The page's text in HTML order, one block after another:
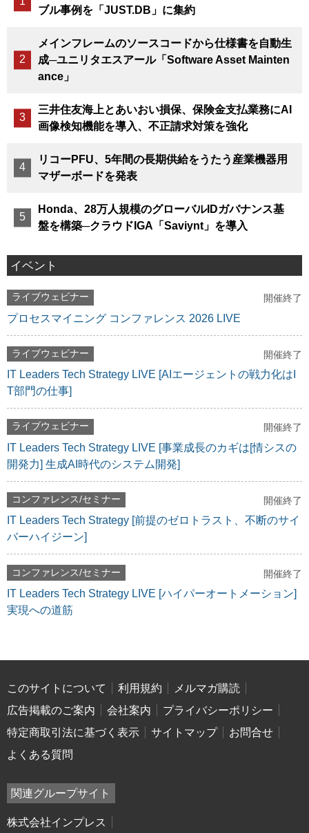
ブル事例を「JUST.DB」に集約
メインフレームのソースコードから仕様書を自動生
成─ユニリタエスアール「Software Asset Mainten
ance」
三井住友海上とあいおい損保、保険金支払業務にAI
画像検知機能を導入、不正請求対策を強化
リコーPFU、5年間の長期供給をうたう産業機器用
マザーボードを発表
Honda、28万人規模のグローバルIDガバナンス基
盤を構築─クラウドIGA「Saviynt」を導入
イベント
ライブウェビナー 開催終了
プロセスマイニング コンファレンス 2026 LIVE
ライブウェビナー 開催終了
IT Leaders Tech Strategy LIVE [AIエージェントの戦力化はI
T部門の仕事]
ライブウェビナー 開催終了
IT Leaders Tech Strategy LIVE [事業成長のカギは[情シスの
開発力] 生成AI時代のシステム開発]
コンファレンス/セミナー 開催終了
IT Leaders Tech Strategy [前提のゼロトラスト、不断のサイ
バーハイジーン]
コンファレンス/セミナー 開催終了
IT Leaders Tech Strategy LIVE [ハイパーオートメーション]
実現への道筋
このサイトについて 利用規約
メルマガ購読
広告掲載のご案内
会社案内
プライバシーポリシー
特定商取引法に基づく表示
サイトマップ
お問合せ
よくある質問
関連グループサイト
株式会社インプレス